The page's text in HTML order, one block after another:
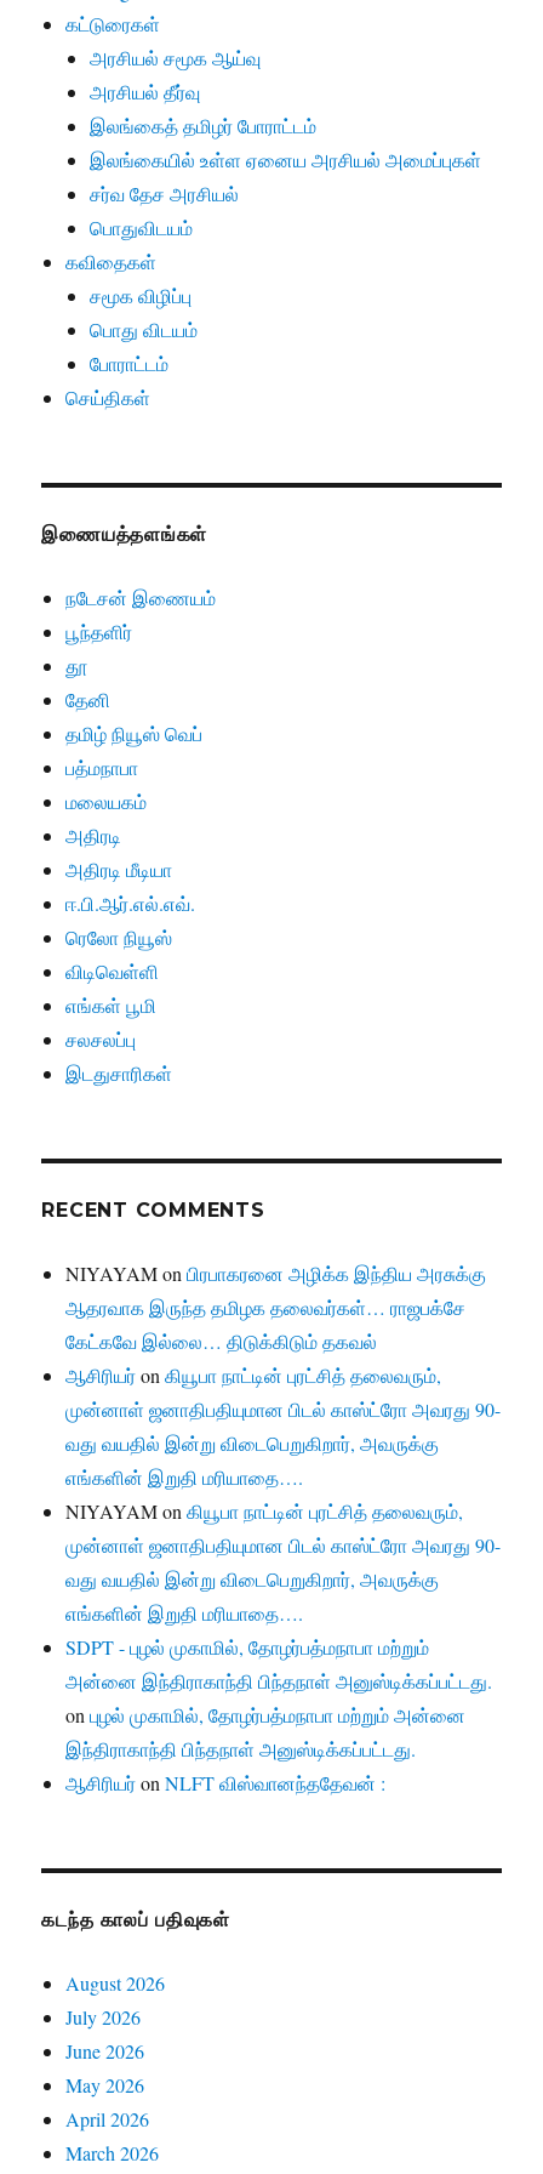
கட்டுரைகள்
அரசியல் சமூக ஆய்வு
அரசியல் தீர்வு
இலங்கைத் தமிழர் போராட்டம்
இலங்கையில் உள்ள ஏனைய அரசியல் அமைப்புகள்
சர்வ தேச அரசியல்
பொதுவிடயம்
கவிதைகள்
சமூக விழிப்பு
பொது விடயம்
போராட்டம்
செய்திகள்
இணையத்தளங்கள்
நடேசன் இணையம்
பூந்தளிர்
தூ
தேனி
தமிழ் நியூஸ் வெப்
பத்மநாபா
மலையகம்
அதிரடி
அதிரடி மீடியா
ஈ.பி.ஆர்.எல்.எவ்.
ரெலோ நியூஸ்
விடிவெள்ளி
எங்கள் பூமி
சலசலப்பு
இடதுசாரிகள்
RECENT COMMENTS
NIYAYAMonபிரபாகரனை அழிக்க இந்திய அரசுக்கு
ஆதரவாக இருந்த தமிழக தலைவர்கள்… ராஜபக்சே
கேட்கவே இல்லை… திடுக்கிடும் தகவல்
ஆசிரியர்onகியூபா நாட்டின் புரட்சித் தலைவரும்,
முன்னாள் ஜனாதிபதியுமான பிடல் காஸ்ட்ரோ அவரது 90-
வது வயதில் இன்று விடைபெறுகிறார், அவருக்கு
எங்களின் இறுதி மரியாதை….
NIYAYAMonகியூபா நாட்டின் புரட்சித் தலைவரும்,
முன்னாள் ஜனாதிபதியுமான பிடல் காஸ்ட்ரோ அவரது 90-
வது வயதில் இன்று விடைபெறுகிறார், அவருக்கு
எங்களின் இறுதி மரியாதை….
SDPT - புழல் முகாமில், தோழர்பத்மநாபா மற்றும்
அன்னை இந்திராகாந்தி பிந்தநாள் அனுஸ்டிக்கப்பட்டது.
onபுழல் முகாமில், தோழர்பத்மநாபா மற்றும் அன்னை
இந்திராகாந்தி பிந்தநாள் அனுஸ்டிக்கப்பட்டது.
ஆசிரியர்onNLFT விஸ்வானந்ததேவன் :
கடந்த காலப் பதிவுகள்
August 2026
July 2026
June 2026
May 2026
April 2026
March 2026